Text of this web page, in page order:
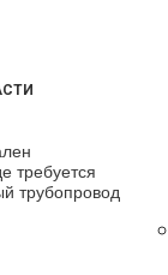
требуется
трубопровод